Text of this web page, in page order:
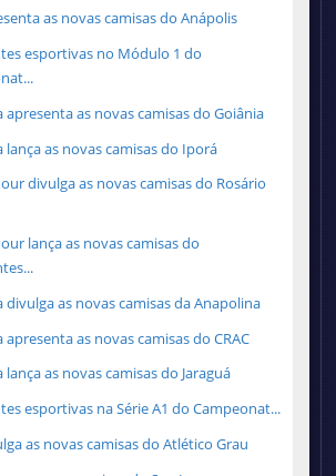
as novas camisas do Anápolis
esportivas no Módulo 1 do
apresenta as novas camisas do Goiânia
lança as novas camisas do Iporá
divulga as novas camisas do Rosário
lança as novas camisas do
divulga as novas camisas da Anapolina
apresenta as novas camisas do CRAC
lança as novas camisas do Jaraguá
esportivas na Série A1 do Campeonat...
as novas camisas do Atlético Grau